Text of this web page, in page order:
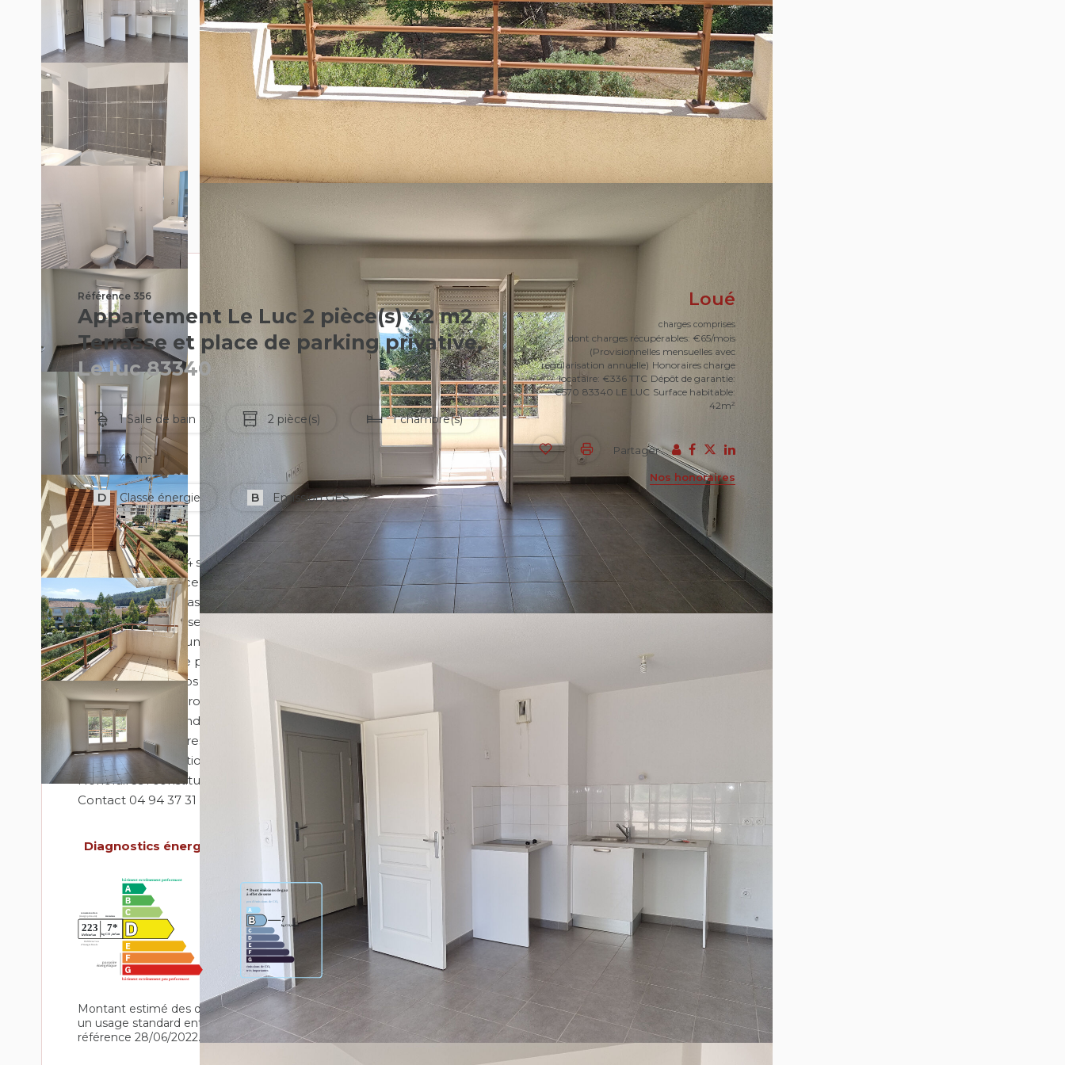
Référence 356
Appartement Le Luc 2 pièce(s) 42 m2
Terrasse et place de parking privative,
Le luc 83340
1 Salle de bain 2 pièce(s) 1 chambre(s)
42 m²
D Classe énergie B Emission GES
Loué
charges comprises
dont charges récupérables: €65/mois
(Provisionnelles mensuelles avec
régularisation annuelle) Honoraires charge
locataire: €336 TTC Dépôt de garantie:
€570 83340 LE LUC Surface habitable:
42m²
Partager :
Nos honoraires
Libre à partir du 04 septembre 2025
Le Luc en Provence, dans une résidence proche de toutes commodités, appartement de type 2 situé au
2ème étage avec ascenseur.
Cet appartement se compose d'une entrée avec placard, une salle de bains/wc, une chambre. Une pièce à
vivre donnant sur une terrasse, coin cuisine avec plaque de cuisson.
Avec une place de parking privative au sein de la résidence.
Loyer : 570.00 euros
Charges : 65.00 euros (50.00 euros correspondant à la provision d'eau et l'entretien général de la résidence et
15 euros correspondant à la provision de la taxe d'ordures ménagères).
Honoraires locataires : 336,00 €
(Loi ALUR Application du décret n° 2014-890 du 1er août 2014)
Honoraires : constitution du dossier, visites, bail et état des lieux
Contact 04 94 37 31 31
Diagnostics énergétiques
Montant estimé des dépenses annuelles d'énergie pour
un usage standard entre 620€ et 870€. Pour la date de
référence 28/06/2022.